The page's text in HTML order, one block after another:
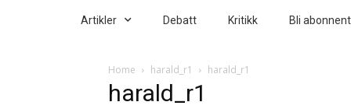
Artikler Debatt Kritikk Bli abonnent
Home harald_r1 harald_r1
harald_r1